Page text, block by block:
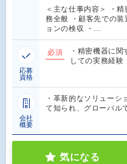
＜主な仕事内容＞ ・
務全般 ・顧客先での
ョンの検収 ・…
応募
資格
必須
・精密機器に
しての実務経
会社
概要
・革新的なソリューシ
て知られ、グローバル
気になる